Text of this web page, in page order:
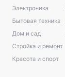
Электроника
Бытовая техника
Дом и сад
Стройка и ремонт
Красота и спорт